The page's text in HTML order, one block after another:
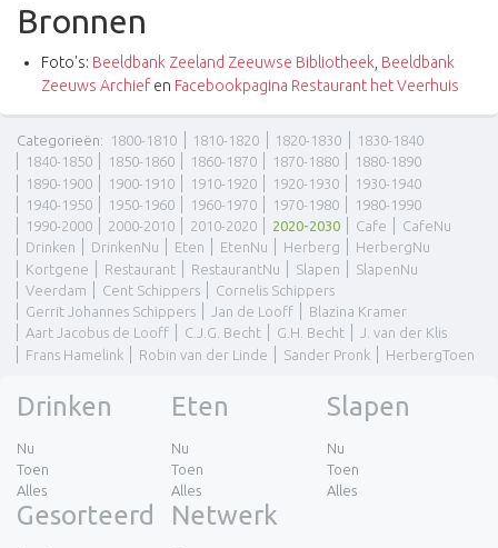
Bronnen
Foto's: Beeldbank Zeeland Zeeuwse Bibliotheek, Beeldbank
Zeeuws Archief en Facebookpagina Restaurant het Veerhuis
Categorieën: 1800-1810 1810-1820 1820-1830
1830-1840
1840-1850
1850-1860 1860-1870 1870-1880
1880-1890
1890-1900
1900-1910 1910-1920 1920-1930
1930-1940
1940-1950
1950-1960 1960-1970 1970-1980
1980-1990
1990-2000
2000-2010 2010-2020 2020-2030 Cafe
CafeNu
Drinken
DrinkenNu Eten EtenNu Herberg
HerbergNu
Kortgene
Restaurant RestaurantNu Slapen
SlapenNu
Veerdam
Cent Schippers
Cornelis Schippers
Gerrit Johannes Schippers
Jan de Looff
Blazina Kramer
Aart Jacobus de Looff
C.J.G. Becht G.H. Becht
J. van der Klis
Frans Hamelink
Robin van der Linde Sander Pronk HerbergToen
Drinken
Nu
Toen
Alles
Eten
Nu
Toen
Alles
Slapen
Nu
Toen
Alles
Gesorteerd Netwerk